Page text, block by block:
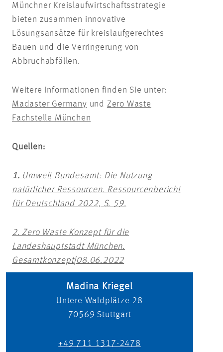
Münchner Kreislaufwirtschaftsstrategie
bieten zusammen innovative
Lösungsansätze für kreislaufgerechtes
Bauen und die Verringerung von
Abbruchabfällen.
Weitere Informationen finden Sie unter:
Madaster Germany und Zero Waste
Fachstelle München
Quellen:
1. Umwelt Bundesamt: Die Nutzung
natürlicher Ressourcen. Ressourcenbericht
für Deutschland 2022, S. 59.
2. Zero Waste Konzept für die
Landeshauptstadt München.
Gesamtkonzept|08.06.2022
Madina Kriegel
Untere Waldplätze 28
70569 Stuttgart
+49 711 1317-2478